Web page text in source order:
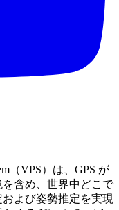
（VPS）は、GPS が
含め、世界中どこで
よび姿勢推定を実現